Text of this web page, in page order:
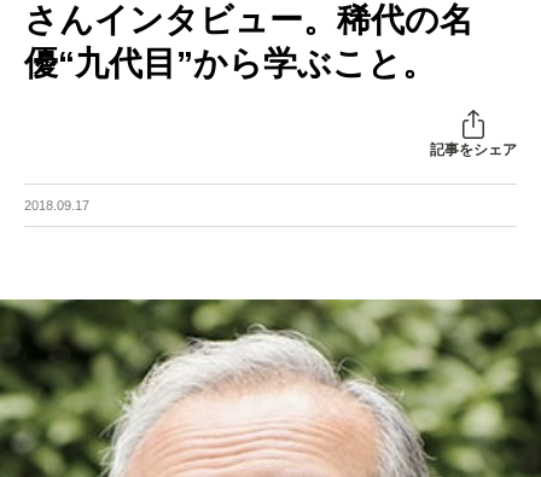
さんインタビュー。稀代の名
優“九代目”から学ぶこと。
記事をシェア
2018.09.17